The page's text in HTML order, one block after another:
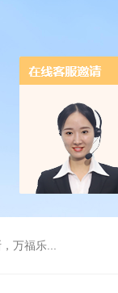
万福乐...